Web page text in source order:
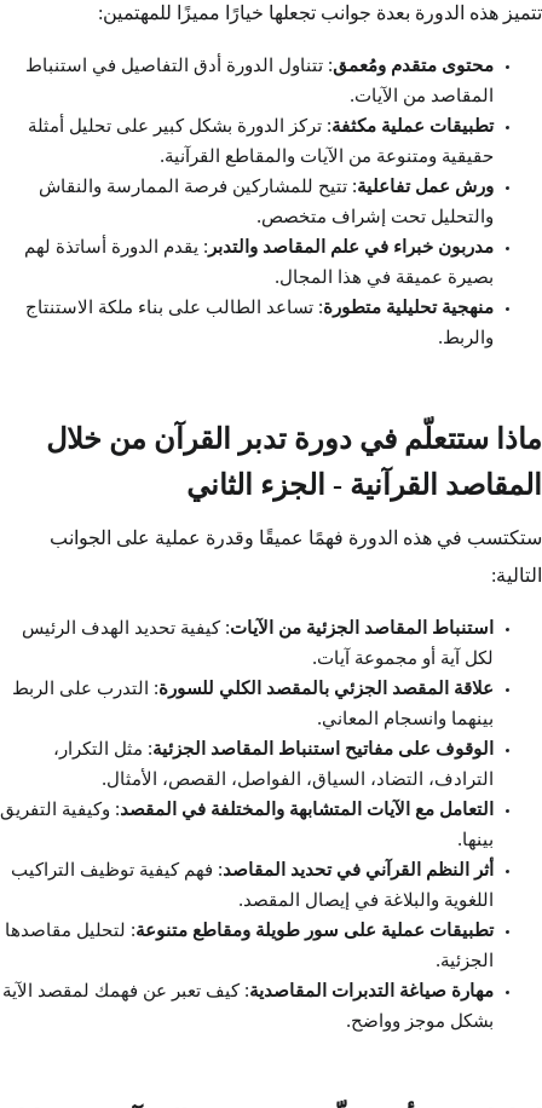
تتميز هذه الدورة بعدة جوانب تجعلها خيارًا مميزًا للمهتمين:
محتوى متقدم ومُعمق: تتناول الدورة أدق التفاصيل في استنباط
المقاصد من الآيات.
تطبيقات عملية مكثفة: تركز الدورة بشكل كبير على تحليل أمثلة
حقيقية ومتنوعة من الآيات والمقاطع القرآنية.
ورش عمل تفاعلية: تتيح للمشاركين فرصة الممارسة والنقاش
والتحليل تحت إشراف متخصص.
مدربون خبراء في علم المقاصد والتدبر : يقدم الدورة أساتذة لهم
بصيرة عميقة في هذا المجال.
منهجية تحليلية متطورة: تساعد الطالب على بناء ملكة الاستنتاج
والربط.
ماذا ستتعلّم في دورة تدبر القرآن من خلال
المقاصد القرآنية - الجزء الثاني
ستكتسب في هذه الدورة فهمًا عميقًا وقدرة عملية على الجوانب
التالية:
استنباط المقاصد الجزئية من الآيات: كيفية تحديد الهدف الرئيس
لكل آية أو مجموعة آيات.
علاقة المقصد الجزئي بالمقصد الكلي للسورة: التدرب على الربط
بينهما وانسجام المعاني.
الوقوف على مفاتيح استنباط المقاصد الجزئية: مثل التكرار،
الترادف، التضاد، السياق، الفواصل، القصص، الأمثال.
التعامل مع الآيات المتشابهة والمختلفة في المقصد: وكيفية التفريق
بينها.
أثر النظم القرآني في تحديد المقاصد: فهم كيفية توظيف التراكيب
اللغوية والبلاغة في إيصال المقصد.
تطبيقات عملية على سور طويلة ومقاطع متنوعة: لتحليل مقاصدها
الجزئية.
مهارة صياغة التدبرات المقاصدية: كيف تعبر عن فهمك لمقصد الآية
بشكل موجز وواضح.